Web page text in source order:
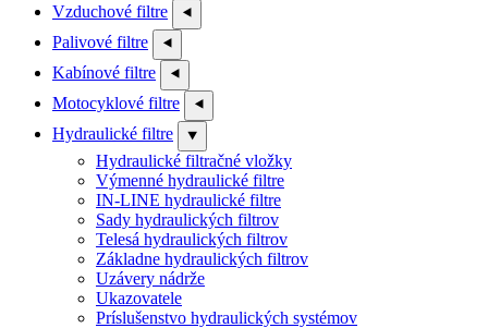
Vzduchové filtre ⯇
Palivové filtre ⯇
Kabínové filtre ⯇
Motocyklové filtre ⯇
Hydraulické filtre ⯆
Hydraulické filtračné vložky
Výmenné hydraulické filtre
IN-LINE hydraulické filtre
Sady hydraulických filtrov
Telesá hydraulických filtrov
Základne hydraulických filtrov
Uzávery nádrže
Ukazovatele
Príslušenstvo hydraulických systémov